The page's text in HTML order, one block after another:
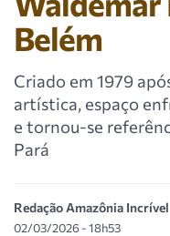
Belém
Criado em 1979
artística, espaço
e tornou-se
Pará
Redação Amazônia Incrível
02/03/2026 - 18h53